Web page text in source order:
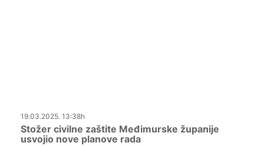
19.03.2025. 13:38h
Stožer civilne zaštite Međimurske županije
usvojio nove planove rada